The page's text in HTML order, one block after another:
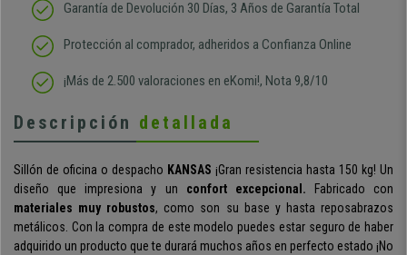
Garantía de Devolución 30 Días, 3 Años de Garantía Total
Protección al comprador, adheridos a Confianza Online
¡Más de 2.500 valoraciones en eKomi!, Nota 9,8/10
Descripción detallada
Sillón de oficina o despacho KANSAS ¡Gran resistencia hasta 150 kg! Un
diseño que impresiona y un confort excepcional. Fabricado con
materiales muy robustos, como son su base y hasta reposabrazos
metálicos. Con la compra de este modelo puedes estar seguro de haber
adquirido un producto que te durará muchos años en perfecto estado ¡No